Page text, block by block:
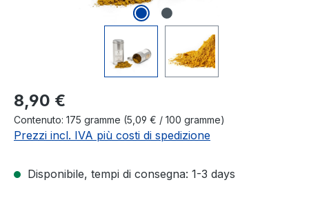
Prezzo normale:
8,90 €
Contenuto: 175 gramme (5,09 € / 100 gramme)
Prezzi incl. IVA più costi di spedizione
Disponibile, tempi di consegna: 1-3 days